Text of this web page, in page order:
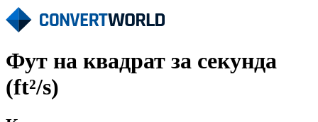
Фут на квадрат за секунда
(ft²/s)